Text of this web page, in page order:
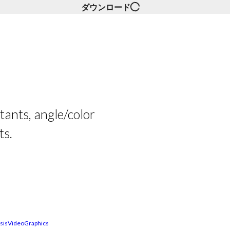
ダウンロード
angle/color
VideoGraphics